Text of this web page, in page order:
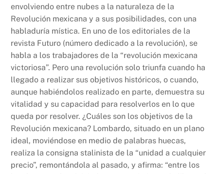
envolviendo entre nubes a la naturaleza de la
Revolución mexicana y a sus posibilidades, con una
habladuría mística. En uno de los editoriales de la
revista Futuro (número dedicado a la revolución), se
habla a los trabajadores de la “revolución mexicana
victoriosa”. Pero una revolución solo triunfa cuando ha
llegado a realizar sus objetivos históricos, o cuando,
aunque habiéndolos realizado en parte, demuestra su
vitalidad y su capacidad para resolverlos en lo que
queda por resolver. ¿Cuáles son los objetivos de la
Revolución mexicana? Lombardo, situado en un plano
ideal, moviéndose en medio de palabras huecas,
realiza la consigna stalinista de la “unidad a cualquier
precio”, remontándola al pasado, y afirma: “entre los